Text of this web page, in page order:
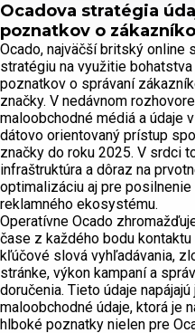
Ocadova stratégia
poznatkov o
Ocado, najväčší britský online
stratégiu na využitie
poznatkov o správaní
značky. V nedávnom
maloobchodné médiá a údaje
dátovo orientovaný prístup
značky do roku 2025. V srdci
infraštruktúra a dôraz na
optimalizáciu aj pre
reklamného ekosystému.
Operatívne Ocado
čase z každého bodu
kľúčové slová vyhľadávania,
stránke, výkon kampaní a
doručenia. Tieto údaje
maloobchodné údaje, ktorá je
hlboké poznatky nielen pre